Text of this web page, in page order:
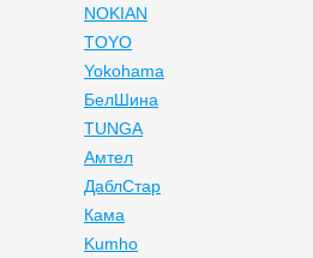
NOKIAN
TOYO
Yokohama
БелШина
TUNGA
Амтел
ДаблСтар
Кама
Kumho